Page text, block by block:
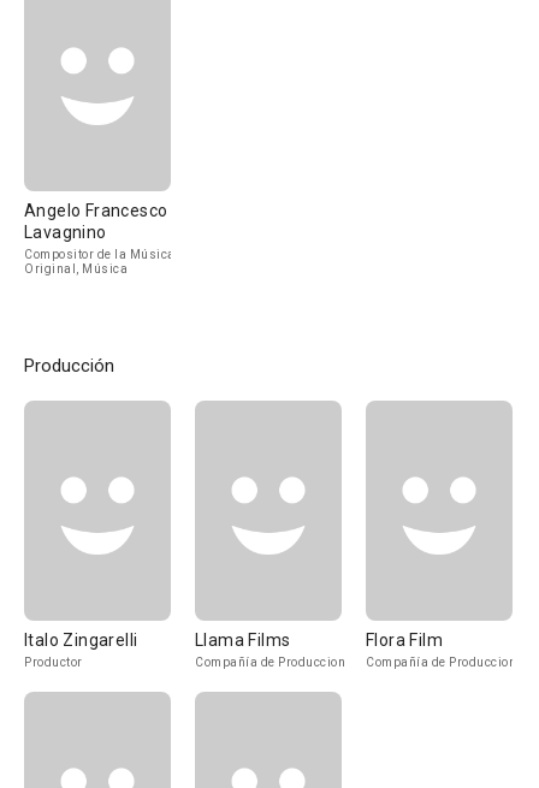
Angelo Francesco
Lavagnino
Compositor de la Música
Original, Música
Producción
Italo Zingarelli
Productor
Llama Films
Compañía de Produccion
Flora Film
Compañía de Produccion